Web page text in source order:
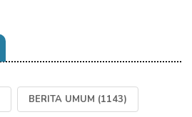
BERITA UMUM (1143)